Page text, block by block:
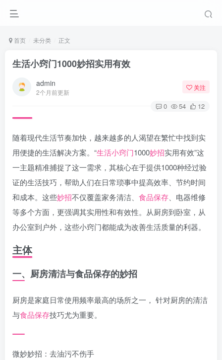
首页 未分类 正文
生活小窍门1000妙招实用有效
admin
2个月前更新
关注
0 54 12
随着现代生活节奏加快，越来越多的人渴望在繁忙中找到实
用便捷的生活解决方案。“生活小窍门1000妙招实用有效”这
一主题精准捕捉了这一需求，其核心在于提供1000种经过验
证的生活技巧，帮助人们在日常琐事中提高效率、节约时间
和成本。这些妙招不仅覆盖家务清洁、 食品保存 、电器维修
等多个方面，更强调其实用性和有效性。从厨房到卧室，从
办公室到户外，这些小窍门都能成为改善生活质量的利器。
主体
一、厨房清洁与食品保存的妙招
厨房是家庭日常使用频率最高的场所之一， 针对厨房的清洁
与食品保存技巧尤为重要。
微妙妙招：去油污不伤手